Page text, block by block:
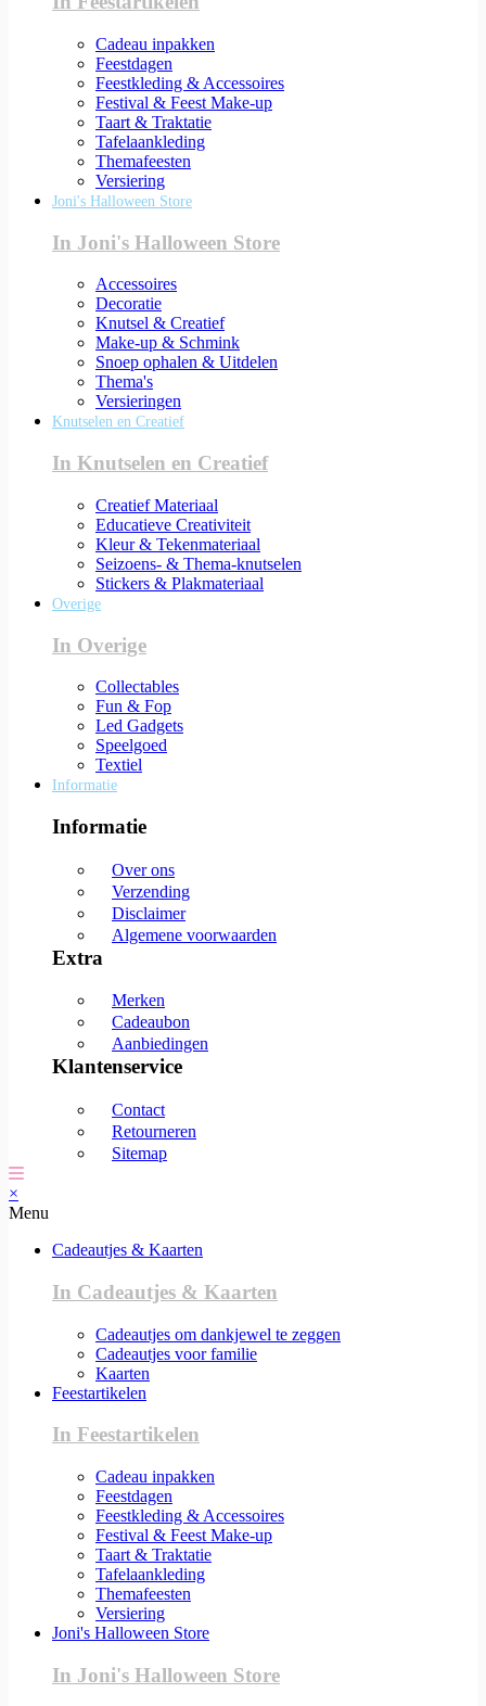
Cadeau inpakken
Feestdagen
Feestkleding & Accessoires
Festival & Feest Make-up
Taart & Traktatie
Tafelaankleding
Themafeesten
Versiering
Joni's Halloween Store
In Joni's Halloween Store
Accessoires
Decoratie
Knutsel & Creatief
Make-up & Schmink
Snoep ophalen & Uitdelen
Thema's
Versieringen
Knutselen en Creatief
In Knutselen en Creatief
Creatief Materiaal
Educatieve Creativiteit
Kleur & Tekenmateriaal
Seizoens- & Thema-knutselen
Stickers & Plakmateriaal
Overige
In Overige
Collectables
Fun & Fop
Led Gadgets
Speelgoed
Textiel
Informatie
Informatie
Over ons
Verzending
Disclaimer
Algemene voorwaarden
Extra
Merken
Cadeaubon
Aanbiedingen
Klantenservice
Contact
Retourneren
Sitemap
×
Menu
Cadeautjes & Kaarten
In Cadeautjes & Kaarten
Cadeautjes om dankjewel te zeggen
Cadeautjes voor familie
Kaarten
Feestartikelen
In Feestartikelen
Cadeau inpakken
Feestdagen
Feestkleding & Accessoires
Festival & Feest Make-up
Taart & Traktatie
Tafelaankleding
Themafeesten
Versiering
Joni's Halloween Store
In Joni's Halloween Store